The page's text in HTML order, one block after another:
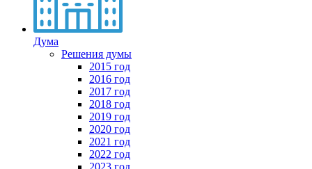
Дума
Решения думы
2015 год
2016 год
2017 год
2018 год
2019 год
2020 год
2021 год
2022 год
2023 год